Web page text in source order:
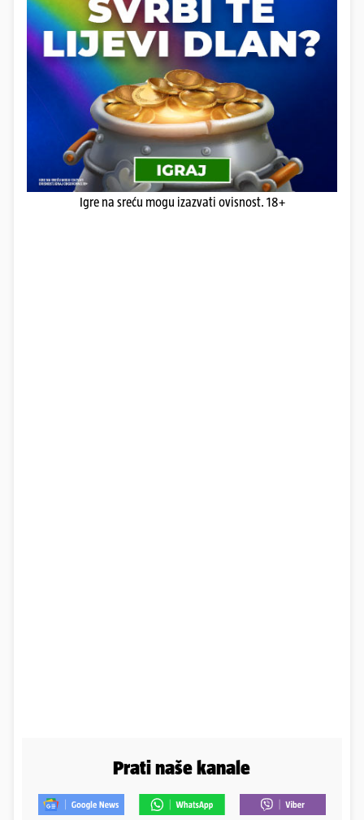
Igre na sreću mogu izazvati ovisnost. 18+
Prati naše kanale